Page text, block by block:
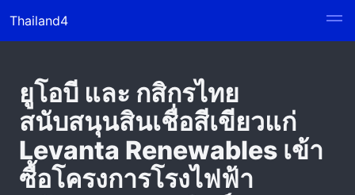
Thailand4
ยูโอบี และ กสิกรไทย
สนับสนุนสินเชื่อสีเขียวแก่
Levanta Renewables เข้า
ซื้อโครงการโรงไฟฟ้า